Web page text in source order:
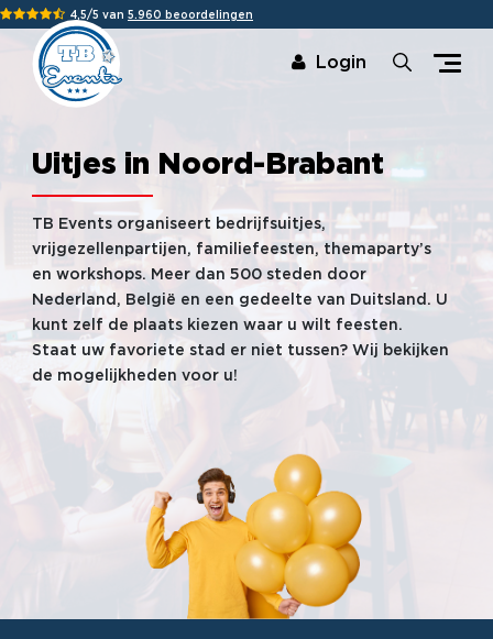
4,5/5 van 5.960 beoordelingen
Login
Uitjes in Noord-Brabant
TB Events organiseert bedrijfsuitjes,
vrijgezellenpartijen, familiefeesten, themaparty’s
en workshops. Meer dan 500 steden door
Nederland, België en een gedeelte van Duitsland. U
kunt zelf de plaats kiezen waar u wilt feesten.
Staat uw favoriete stad er niet tussen? Wij bekijken
de mogelijkheden voor u!